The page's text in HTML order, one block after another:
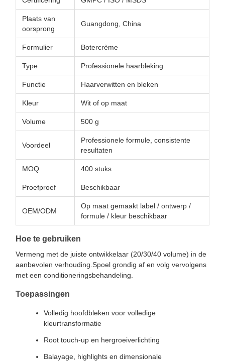
Plaats van
oorsprong
Guangdong, China
Formulier Botercrème
Type Professionele haarbleking
Functie Haarverwitten en bleken
Kleur Wit of op maat
Volume 500 g
Voordeel
Professionele formule, consistente
resultaten
MOQ 400 stuks
Proefproef Beschikbaar
OEM/ODM
Op maat gemaakt label / ontwerp /
formule / kleur beschikbaar
Hoe te gebruiken
Vermeng met de juiste ontwikkelaar (20/30/40 volume) in de
aanbevolen verhouding.Spoel grondig af en volg vervolgens
met een conditioneringsbehandeling.
Toepassingen
Volledig hoofdbleken voor volledige
kleurtransformatie
Root touch-up en hergroeiverlichting
Balayage, highlights en dimensionale